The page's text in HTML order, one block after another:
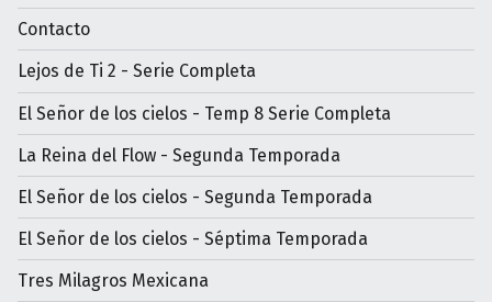
Contacto
Lejos de Ti 2 - Serie Completa
El Señor de los cielos - Temp 8 Serie Completa
La Reina del Flow - Segunda Temporada
El Señor de los cielos - Segunda Temporada
El Señor de los cielos - Séptima Temporada
Tres Milagros Mexicana